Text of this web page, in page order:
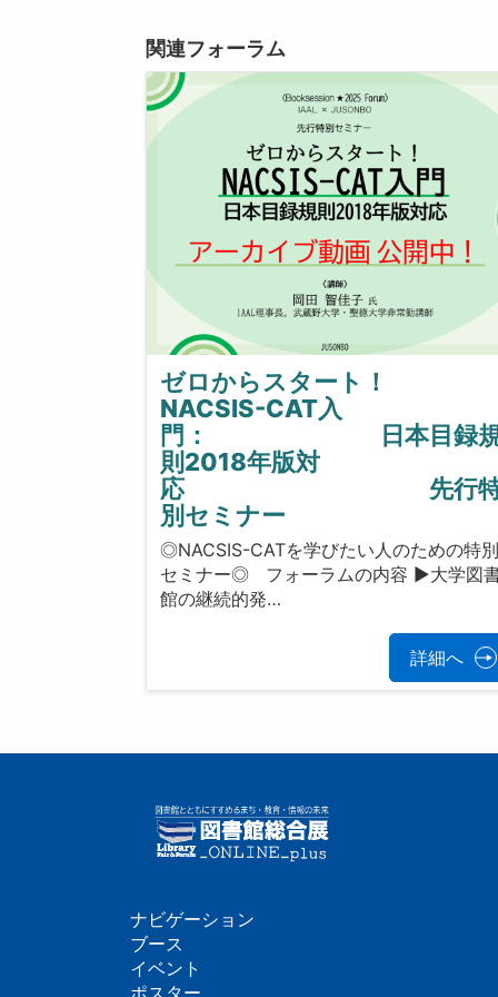
関連フォーラム
ゼロからスタート！
NACSIS-CAT入
門： 日本目録
則2018年版対
応 先行
別セミナー
◎NACSIS-CATを学びたい人のための特
セミナー◎ フォーラムの内容 ▶大学図
館の継続的発…
詳細へ
フ
ナビゲーション
ブース
イベント